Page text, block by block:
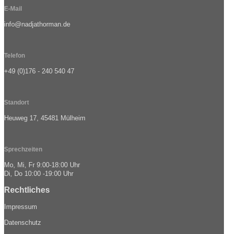
E-Mail
info@nadjathorman.de
Telefon
+49 (0)176 - 240 540 47
Standort
Heuweg 17, 45481 Mülheim
Sprechzeiten
Mo, Mi, Fr 9:00-18:00 Uhr
Di, Do 10:00 -19:00 Uhr
Rechtliches
Impressum
Datenschutz